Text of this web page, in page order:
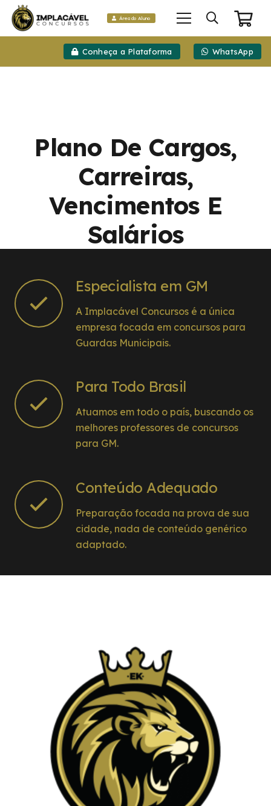
Área do Aluno
Conheça a Plataforma WhatsApp
Plano De Cargos,
Carreiras,
Vencimentos E
Salários
Especialista em GM
A Implacável Concursos é a única
empresa focada em concursos para
Guardas Municipais.
Para Todo Brasil
Atuamos em todo o país, buscando os
melhores professores de concursos
para GM.
Conteúdo Adequado
Preparação focada na prova de sua
cidade, nada de conteúdo genérico
adaptado.